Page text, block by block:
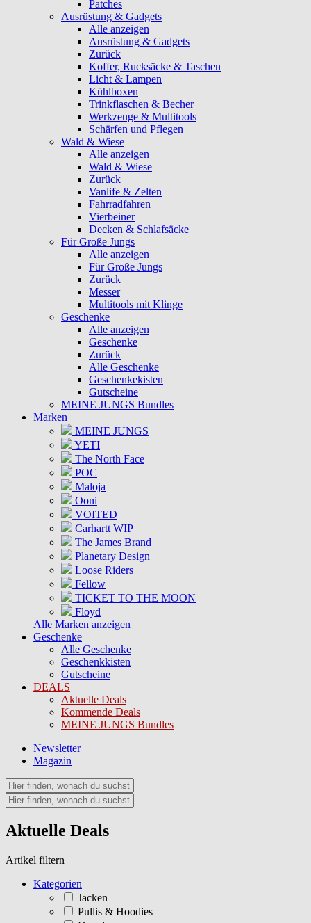
Patches
Ausrüstung & Gadgets
Alle anzeigen
Ausrüstung & Gadgets
Zurück
Koffer, Rucksäcke & Taschen
Licht & Lampen
Kühlboxen
Trinkflaschen & Becher
Werkzeuge & Multitools
Schärfen und Pflegen
Wald & Wiese
Alle anzeigen
Wald & Wiese
Zurück
Vanlife & Zelten
Fahrradfahren
Vierbeiner
Decken & Schlafsäcke
Für Große Jungs
Alle anzeigen
Für Große Jungs
Zurück
Messer
Multitools mit Klinge
Geschenke
Alle anzeigen
Geschenke
Zurück
Alle Geschenke
Geschenkekisten
Gutscheine
MEINE JUNGS Bundles
Marken
MEINE JUNGS
YETI
The North Face
POC
Maloja
Ooni
VOITED
Carhartt WIP
The James Brand
Planetary Design
Loose Riders
Fellow
TICKET TO THE MOON
Floyd
Alle Marken anzeigen
Geschenke
Alle Geschenke
Geschenkkisten
Gutscheine
DEALS
Aktuelle Deals
Kommende Deals
MEINE JUNGS Bundles
Newsletter
Magazin
Aktuelle Deals
Artikel filtern
Kategorien
Jacken
Pullis & Hoodies